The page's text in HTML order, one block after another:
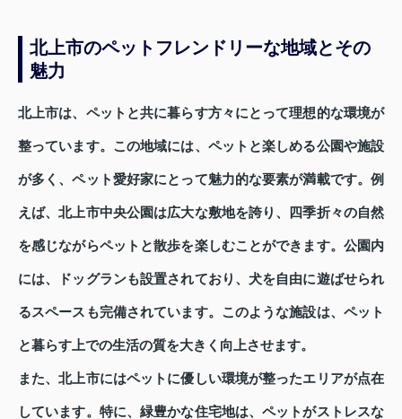
北上市のペットフレンドリーな地域とその
魅力
北上市は、ペットと共に暮らす方々にとって理想的な環境が
整っています。この地域には、ペットと楽しめる公園や施設
が多く、ペット愛好家にとって魅力的な要素が満載です。例
えば、北上市中央公園は広大な敷地を誇り、四季折々の自然
を感じながらペットと散歩を楽しむことができます。公園内
には、ドッグランも設置されており、犬を自由に遊ばせられ
るスペースも完備されています。このような施設は、ペット
と暮らす上での生活の質を大きく向上させます。
また、北上市にはペットに優しい環境が整ったエリアが点在
しています。特に、緑豊かな住宅地は、ペットがストレスな